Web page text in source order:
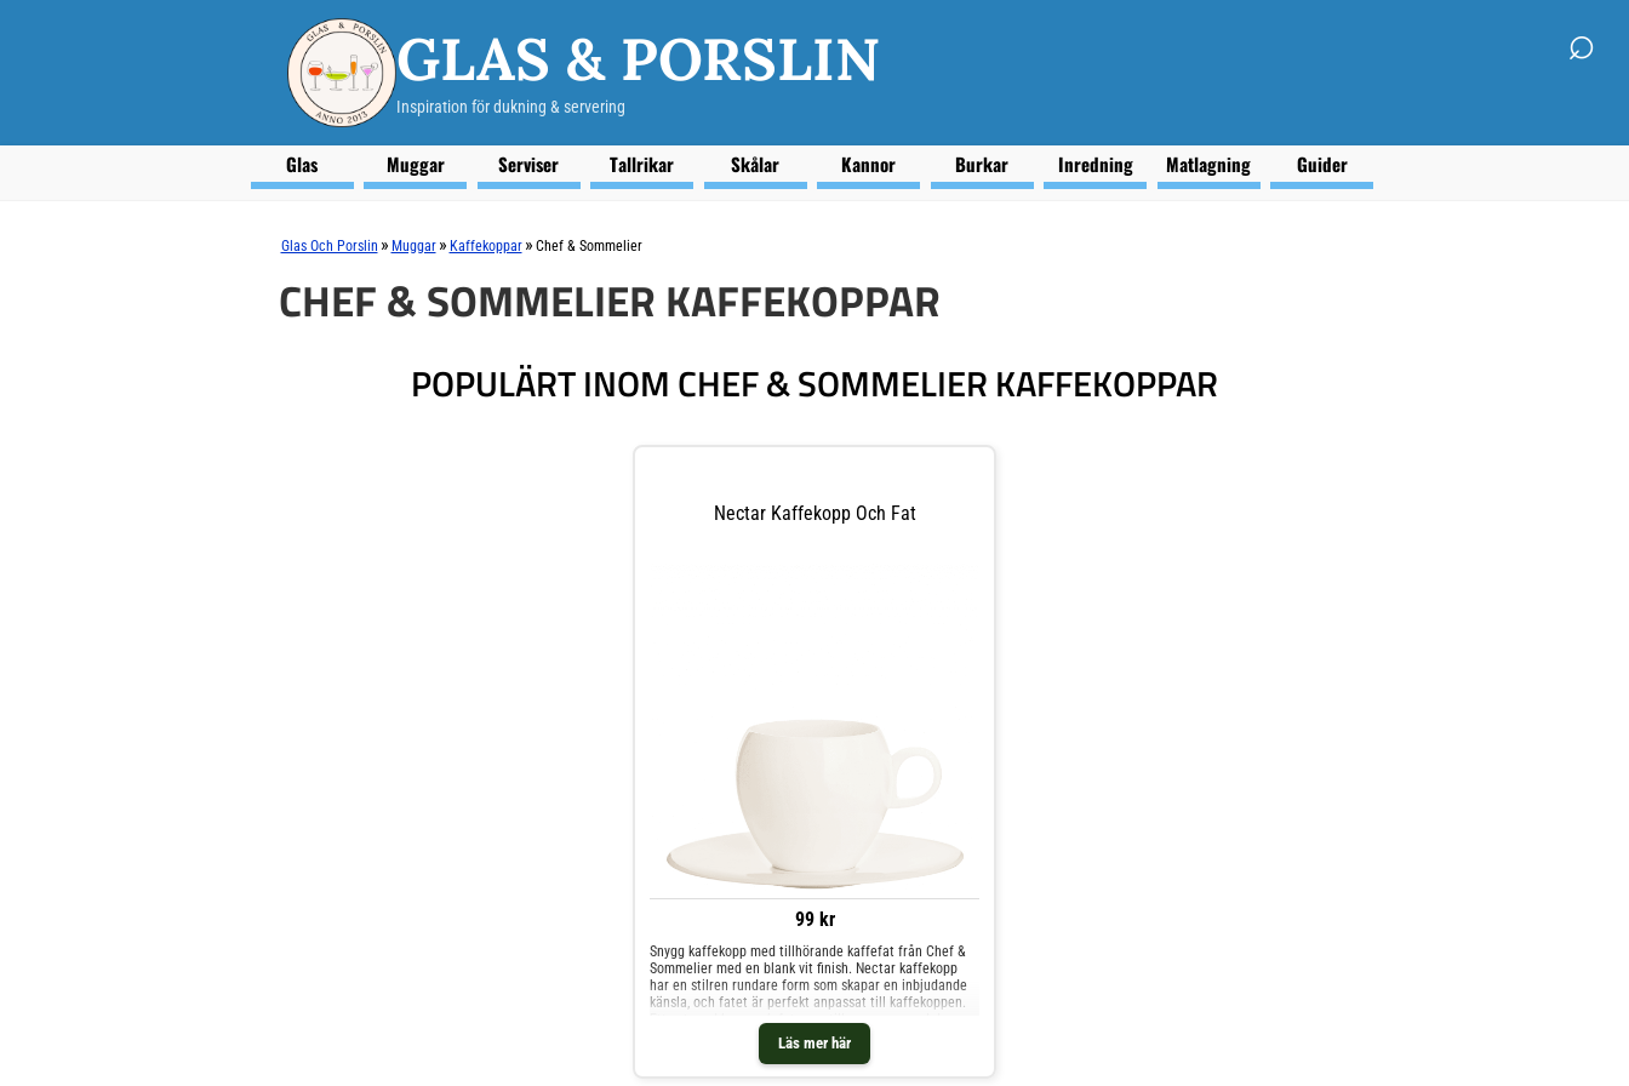
GLAS & PORSLIN
Inspiration för dukning & servering
⌕
Glas Muggar Serviser Tallrikar Skålar Kannor Burkar Inredning Matlagning Guider
Glas Och Porslin » Muggar » Kaffekoppar » Chef & Sommelier
CHEF & SOMMELIER KAFFEKOPPAR
POPULÄRT INOM CHEF & SOMMELIER KAFFEKOPPAR
Nectar Kaffekopp Och Fat
99 kr
Läs mer här
Snygg kaffekopp med tillhörande kaffefat från Chef &
Sommelier med en blank vit finish. Nectar kaffekopp
har en stilren rundare form som skapar en inbjudande
känsla, och fatet är perfekt anpassat till kaffekoppen.
matchande skeden från samma serie erbjuder en
mycket elegant servering av te och kaffe efter maten.
Kollektionen Nectar från Chef & Sommelier skapar en